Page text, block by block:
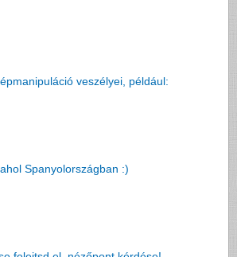
veszélyei, például:
Spanyolországban :)